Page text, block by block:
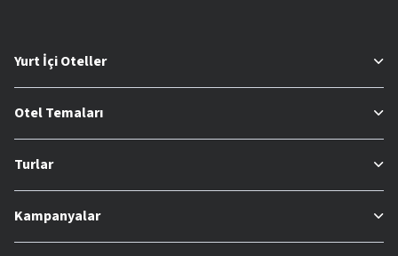
Yurt İçi Oteller
Otel Temaları
Turlar
Kampanyalar